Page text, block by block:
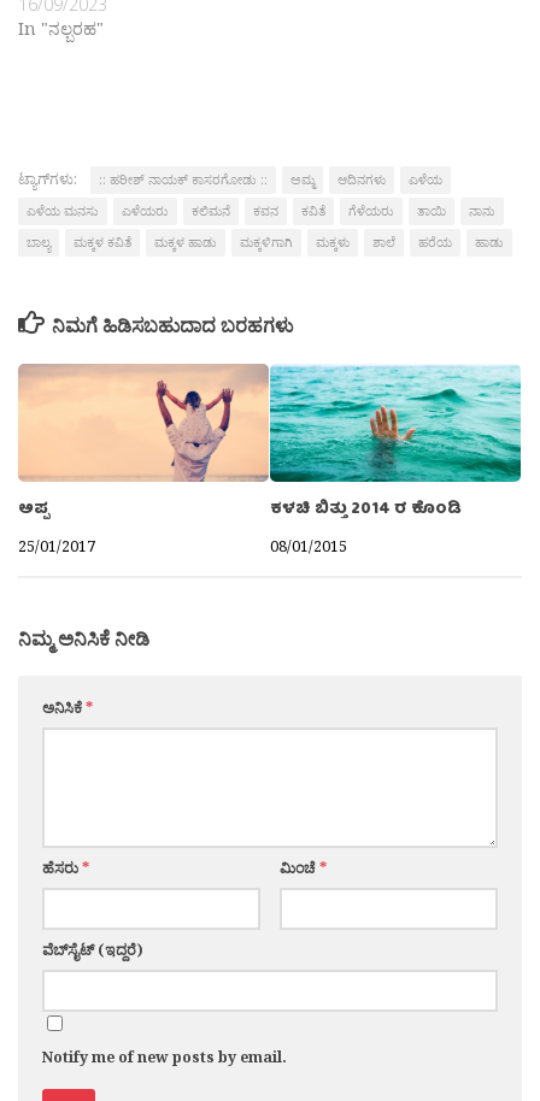
In "ನಲ್ಬರಹ"
ಟ್ಯಾಗ್‌ಗಳು: :: ಹರೀಶ್ ನಾಯಕ್ ಕಾಸರಗೋಡು :: ಅಮ್ಮ ಆದಿನಗಳು
ಎಳೆಯ
ಎಳೆಯ ಮನಸು
ಎಳೆಯರು ಕಲಿಮನೆ ಕವನ ಕವಿತೆ ಗೆಳೆಯರು ತಾಯಿ
ನಾನು
ಬಾಲ್ಯ
ಮಕ್ಕಳ ಕವಿತೆ ಮಕ್ಕಳ ಹಾಡು ಮಕ್ಕಳಿಗಾಗಿ ಮಕ್ಕಳು ಶಾಲೆ ಹರೆಯ ಹಾಡು
ನಿಮಗೆ ಹಿಡಿಸಬಹುದಾದ ಬರಹಗಳು
ಅಪ್ಪ
25/01/2017
ಕಳಚಿ ಬಿತ್ತು 2014 ರ ಕೊಂಡಿ
08/01/2015
ನಿಮ್ಮ ಅನಿಸಿಕೆ ನೀಡಿ
ಅನಿಸಿಕೆ*
ಹೆಸರು* ಮಿಂಚೆ*
ವೆಬ್‌ಸೈಟ್ (ಇದ್ದರೆ)
Notify me of new posts by email.